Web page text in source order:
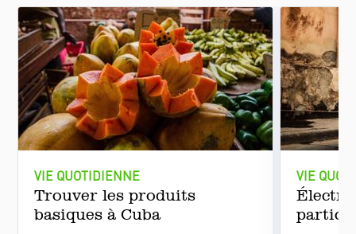
VIE QUOTIDIENNE
Trouver les produits
basiques à Cuba
VIE